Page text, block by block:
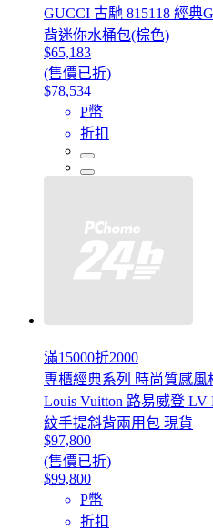
GUCCI 古馳 815118 經典
背迷你水桶包(棕色)
$65,183
(售價已折)
$78,534
P幣
折扣
滿15000折2000
專櫃經典系列 時尚質感風
Louis Vuitton 路易威登
紋手提斜背兩用包 現貨
$97,800
(售價已折)
$99,800
P幣
折扣